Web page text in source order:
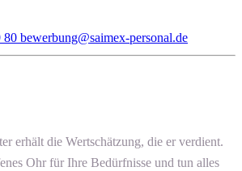
80 bewerbung@saimex-personal.de
erhält die Wertschätzung, die er verdient.
Ohr für Ihre Bedürfnisse und tun alles